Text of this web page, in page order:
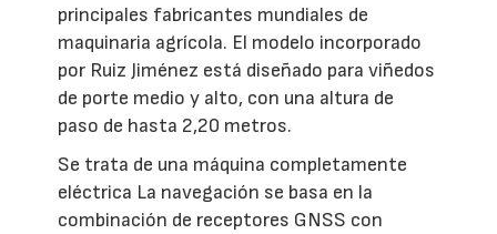
principales fabricantes mundiales de
maquinaria agrícola. El modelo incorporado
por Ruiz Jiménez está diseñado para viñedos
de porte medio y alto, con una altura de
paso de hasta 2,20 metros.
Se trata de una máquina completamente
eléctrica La navegación se basa en la
combinación de receptores GNSS con